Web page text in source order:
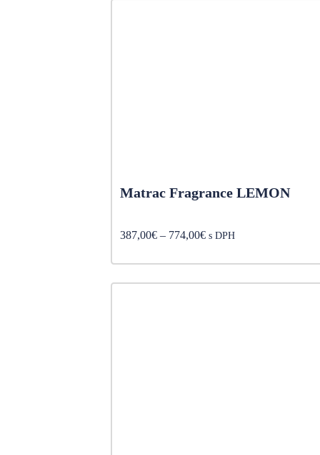
Matrac Fragrance LEMON
387,00€ – 774,00€Price
387,00€
through
s DPH